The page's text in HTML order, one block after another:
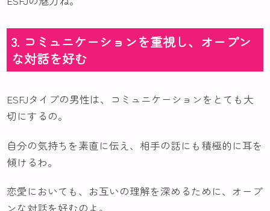
3. コミュニケーションを重視し、オープン
な対話を好む
ESFJタイプの男性は、コミュニケーションをとても大
切にするの。
自分の気持ちを素直に伝え、相手の話にも積極的に耳を
傾けるわ。
恋愛においても、お互いの理解を深めるために、オープ